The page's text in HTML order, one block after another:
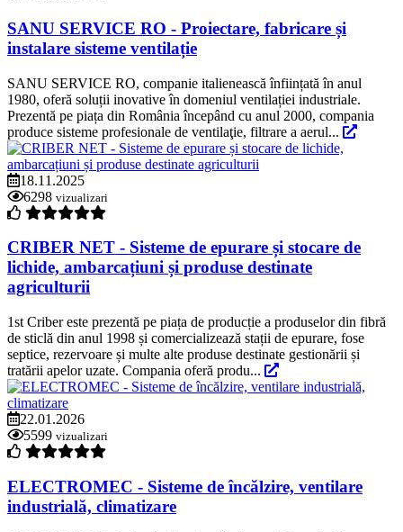
SANU SERVICE RO - Proiectare, fabricare și
instalare sisteme ventilație
SANU SERVICE RO, companie italienească înființată în anul
1980, oferă soluții inovative în domeniul ventilației industriale.
Prezentă pe piața din România începând cu anul 2000, compania
produce sisteme profesionale de ventilaţie, filtrare a aerul...
18.11.2025
6298 vizualizari
CRIBER NET - Sisteme de epurare și stocare de
lichide, ambarcațiuni și produse destinate
agriculturii
1st Criber este prezentă pe piața de producție a produselor din fibră
de sticlă din anul 1998 și comercializează stații de epurare, fose
septice, rezervoare și multe alte produse destinate gestionării și
tratării apelor uzate. Compania oferă produ...
22.01.2026
5599 vizualizari
ELECTROMEC - Sisteme de încălzire, ventilare
industrială, climatizare